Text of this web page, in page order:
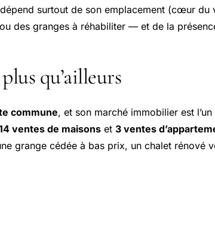
surtout de son emplacement (cœur
des granges à réhabiliter — et de la
qu’ailleurs
commune, et son marché immobilier est
ventes de maisons et 3 ventes
grange cédée à bas prix, un chalet